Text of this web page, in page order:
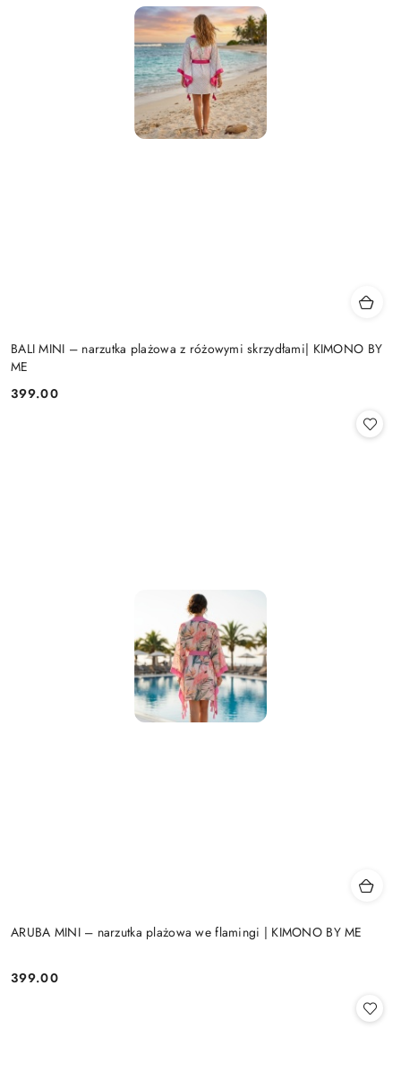
BALI MINI – narzutka plażowa z różowymi skrzydłami| KIMONO BY
ME
Cena:
399.00
ARUBA MINI – narzutka plażowa we flamingi | KIMONO BY ME
Cena:
399.00